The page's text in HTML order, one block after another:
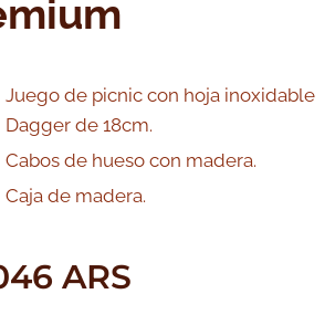
Juego de picnic con hoja inoxidable
Dagger de 18cm.
Cabos de hueso con madera.
Caja de madera.
ARS